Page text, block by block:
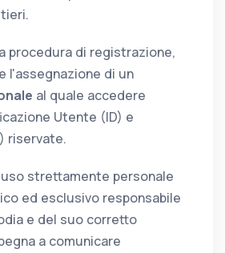
procedura di registrazione,
l'assegnazione di un
al quale accedere
Utente (ID) e
riservate.
uso strettamente personale
ed esclusivo responsabile
e del suo corretto
a comunicare